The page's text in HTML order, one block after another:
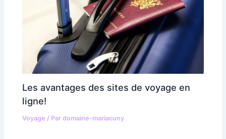
Les avantages des sites de voyage en
ligne!
Voyage / Pardomaine-mariacuny